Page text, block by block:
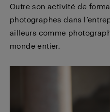
Outre son activité de
photographes dans
ailleurs comme
monde entier.